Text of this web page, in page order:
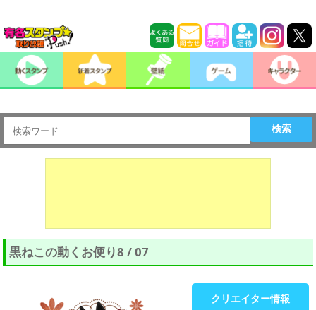
検索
黒ねこの動くお便り8 / 07
クリエイター情報